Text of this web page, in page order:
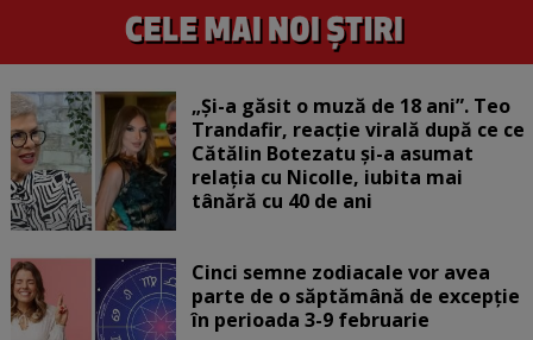
„Și-a găsit o muză de 18 ani”. Teo
Trandafir, reacție virală după ce ce
Cătălin Botezatu și-a asumat
relația cu Nicolle, iubita mai
tânără cu 40 de ani
Cinci semne zodiacale vor avea
parte de o săptămână de excepție
în perioada 3-9 februarie